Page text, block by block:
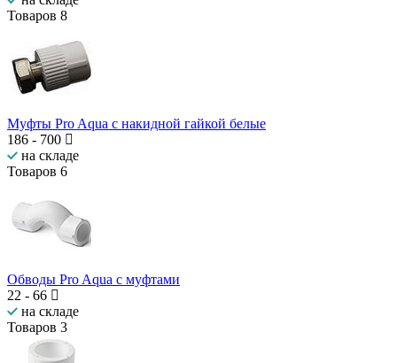
Товаров 8
Муфты Pro Aqua с накидной гайкой белые
186 - 700
на складе
Товаров 6
Обводы Pro Aqua c муфтами
22 - 66
на складе
Товаров 3